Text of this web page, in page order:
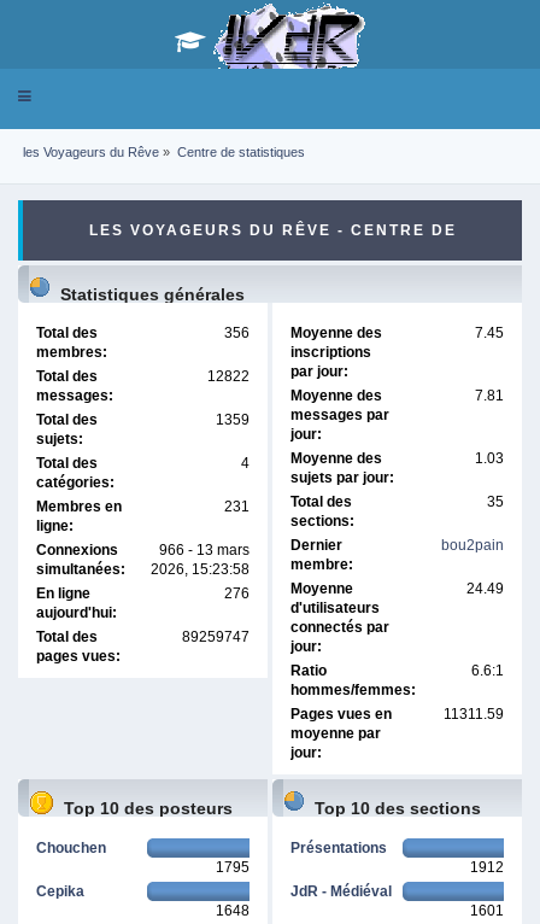
Toggle
les Voyageurs du Rêve » Centre de statistiques
LES VOYAGEURS DU RÊVE - CENTRE DE
STATISTIQUES
Statistiques générales
Total des
membres:
356
Total des
messages:
12822
Total des
sujets:
1359
Total des
catégories:
4
Membres en
ligne:
231
Connexions
simultanées:
966 - 13 mars
2026, 15:23:58
En ligne
aujourd'hui:
276
Total des
pages vues:
89259747
Moyenne des
inscriptions
par jour:
7.45
Moyenne des
messages par
jour:
7.81
Moyenne des
sujets par jour:
1.03
Total des
sections:
35
Dernier
membre:
bou2pain
Moyenne
d'utilisateurs
connectés par
jour:
24.49
Ratio
hommes/femmes:
6.6:1
Pages vues en
moyenne par
jour:
11311.59
Top 10 des posteurs
Chouchen
1795
Cepika
1648
Top 10 des sections
Présentations
1912
JdR - Médiéval
1601